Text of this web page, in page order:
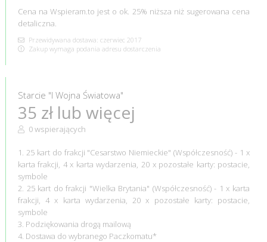
Cena na Wspieram.to jest o ok. 25% niższa niż sugerowana cena
detaliczna.
Przewidywana dostawa: czerwiec 2017
Zakup wymaga podania adresu dostarczenia
Starcie "I Wojna Światowa"
35 zł lub więcej
0 wspierających
1. 25 kart do frakcji "Cesarstwo Niemieckie" (Współczesność) - 1 x
karta frakcji, 4 x karta wydarzenia, 20 x pozostałe karty: postacie,
symbole
2. 25 kart do frakcji "Wielka Brytania" (Współczesność) - 1 x karta
frakcji, 4 x karta wydarzenia, 20 x pozostałe karty: postacie,
symbole
3. Podziękowania drogą mailową
4. Dostawa do wybranego Paczkomatu*